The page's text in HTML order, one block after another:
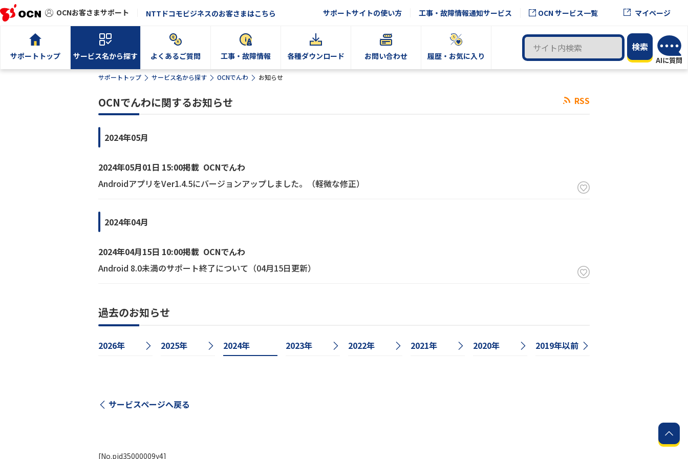
OCNお客さまサポート NTTドコモビジネスのお客さまはこちら サポートサイトの使い方 工事・故障情報通知サービス OCN サービス一覧 マイページ
サポートトップ サービス名から探す よくあるご質問 工事・故障情報 各種ダウンロード お問い合わせ 履歴・お気に入り
サポートトップ サービス名から探す OCNでんわ お知らせ
RSS
OCNでんわに関するお知らせ
2024年05月
2024年05月01日 15:00掲載 OCNでんわ
AndroidアプリをVer1.4.5にバージョンアップしました。（軽微な修正）
2024年04月
2024年04月15日 10:00掲載 OCNでんわ
Android 8.0未満のサポート終了について（04月15日更新）
過去のお知らせ
2026年 2025年 2024年 2023年 2022年 2021年 2020年 2019年以前
サービスページへ戻る
[No.pid35000009y4]